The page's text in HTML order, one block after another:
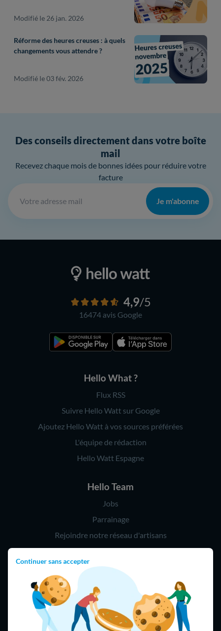
Continuer sans accepter
Modifié le 26 jan. 2026
Réforme des heures creuses : à quels
changements vous attendre ?
Modifié le 03 fév. 2026
Des conseils directement dans votre boîte
mail
Recevez chaque mois de bonnes idées pour réduire votre
facture
Je m'abonne
4,9/5
16474 avis Google
Hello What ?
Flux RSS
Suivre Hello Watt sur Google
Ajoutez Hello Watt à vos sources préférées
L'équipe de rédaction
Hello Watt Espagne
Hello Team
Jobs
Parrainage
Rejoindre notre réseau d'artisans
Hello !
09 75 18 60 60
(8h-21h)
75018 Paris